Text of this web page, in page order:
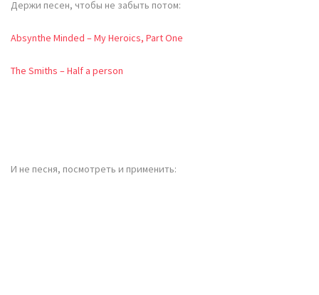
Держи песен, чтобы не забыть потом:
Absynthe Minded – My Heroics, Part One
The Smiths – Half a person
И не песня, посмотреть и применить: